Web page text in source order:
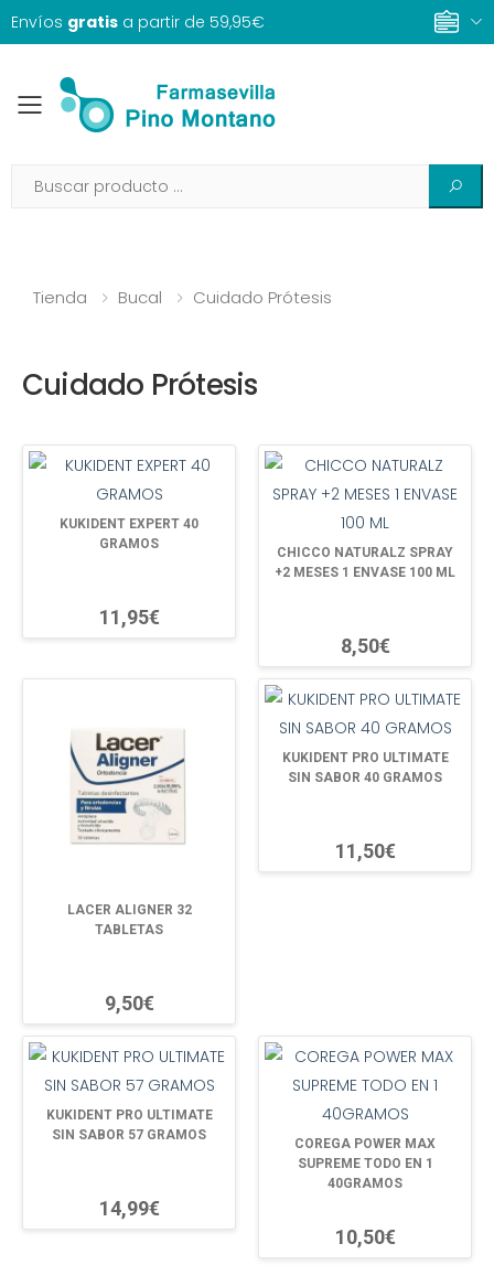
Envíos gratis a partir de 59,95€
Toggle mobile menu
Tienda Bucal Cuidado Prótesis
Cuidado Prótesis
KUKIDENT EXPERT 40
GRAMOS
11,95€
CHICCO NATURALZ SPRAY
+2 MESES 1 ENVASE 100 ML
8,50€
LACER ALIGNER 32
TABLETAS
9,50€
KUKIDENT PRO ULTIMATE
SIN SABOR 40 GRAMOS
11,50€
KUKIDENT PRO ULTIMATE
SIN SABOR 57 GRAMOS
14,99€
COREGA POWER MAX
SUPREME TODO EN 1
40GRAMOS
10,50€